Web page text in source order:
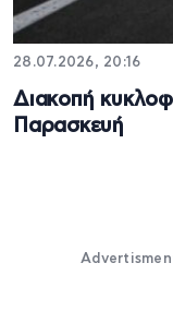
28.07.2026, 20:16
Διακοπή
Παρασκευή